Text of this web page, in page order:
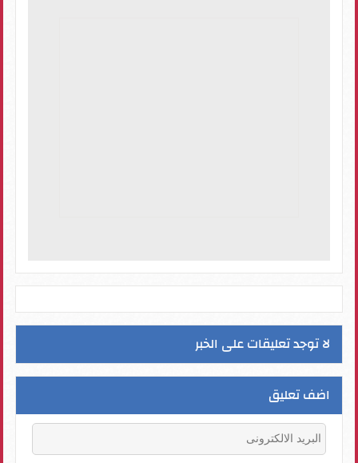
لا توجد تعليقات على الخبر
اضف تعليق